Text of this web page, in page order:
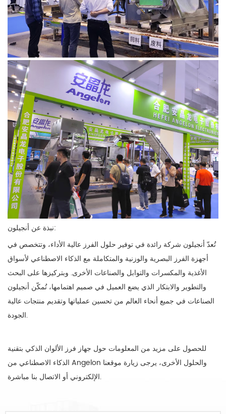
نبذة عن أنجيلون:
تُعدّ أنجيلون شركة رائدة في توفير حلول الفرز عالية الأداء، وتتخصص في
أجهزة الفرز البصرية والوزنية والمتكاملة مع الذكاء الاصطناعي لأسواق
الأغذية والمكسرات والتوابل والصناعات الأخرى. وبتركيزها على البحث
والتطوير والابتكار الذي يضع العميل في صميم اهتمامها، تُمكّن أنجيلون
الصناعات في جميع أنحاء العالم من تحسين عملياتها وتقديم منتجات عالية
الجودة.
للحصول على مزيد من المعلومات حول جهاز فرز الألوان الذكي بتقنية
الذكاء الاصطناعي من Angelon والحلول الأخرى، يرجى زيارة موقعنا
الإلكتروني أو الاتصال بنا مباشرة.